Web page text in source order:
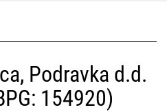
Podravka d.d.
154920)